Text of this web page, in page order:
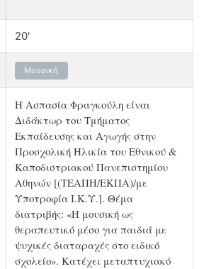
20'
Μουσική
Η Ασπασία Φραγκούλη είναι
Διδάκτωρ του Τμήματος
Εκπαίδευσης και Αγωγής στην
Προσχολική Ηλικία του Εθνικού &
Καποδιστριακού Πανεπιστημίου
Αθηνών [(ΤΕΑΠΗ/ΕΚΠΑ)/με
Υποτροφία Ι.Κ.Υ.]. Θέμα
διατριβής: «Η μουσική ως
θεραπευτικό μέσο για παιδιά με
ψυχικές διαταραχές στο ειδικό
σχολείο». Κατέχει μεταπτυχιακό